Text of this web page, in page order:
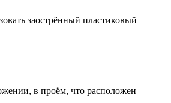
заострённый пластиковый
в проём, что расположен